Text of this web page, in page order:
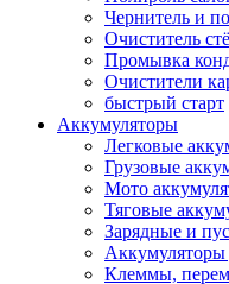
Чернитель и
Очиститель
Промывка
Очистители
быстрый старт
Аккумуляторы
Легковые
Грузовые
Мото
Тяговые
Зарядные и
Аккумуляторы
Клеммы,